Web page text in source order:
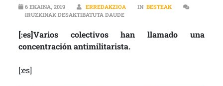
6 EKAINA, 2019 ERREDAKZIOA IN BESTEAK
IRUZKINAK DESAKTIBATUTA DAUDE[:ES]LA BASE MILITAR DE ARACA
[:es]Varios colectivos han llamado una
concentración antimilitarista.
[:es]